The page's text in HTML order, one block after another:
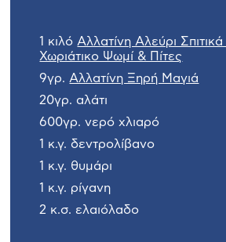
1 κιλό Αλλατίνη Αλεύρι
Χωριάτικο Ψωμί & Πίτες
9γρ. Αλλατίνη Ξηρή Μαγιά
20γρ. αλάτι
600γρ. νερό χλιαρό
1 κ.γ. δεντρολίβανο
1 κ.γ. θυμάρι
1 κ.γ. ρίγανη
2 κ.σ. ελαιόλαδο